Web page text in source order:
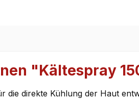
"Kältespray
die direkte Kühlung der Haut